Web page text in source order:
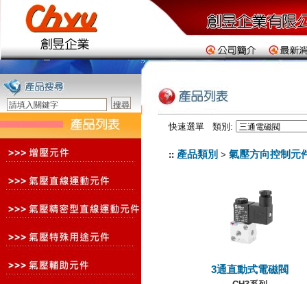
快速選單 類別:
:: 產品類別 > 氣壓方向控制元
3通直動式電磁閥